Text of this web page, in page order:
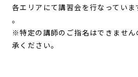
各エリアにて講習会を行なってい
。
※特定の講師のご指名はできません
承ください。